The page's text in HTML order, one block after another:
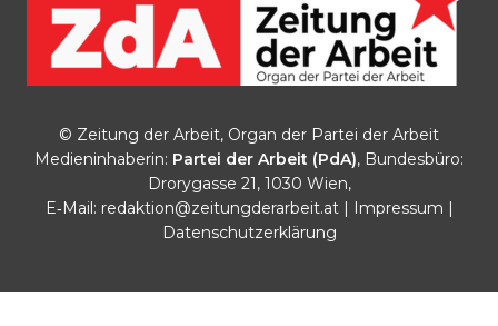
© Zeitung der Arbeit, Organ der Partei der Arbeit
Medieninhaberin: Partei der Arbeit (PdA), Bundesbüro:
Drorygasse 21, 1030 Wien,
E‑Mail: redaktion@zeitungderarbeit.at| Impressum |
Datenschutzerklärung